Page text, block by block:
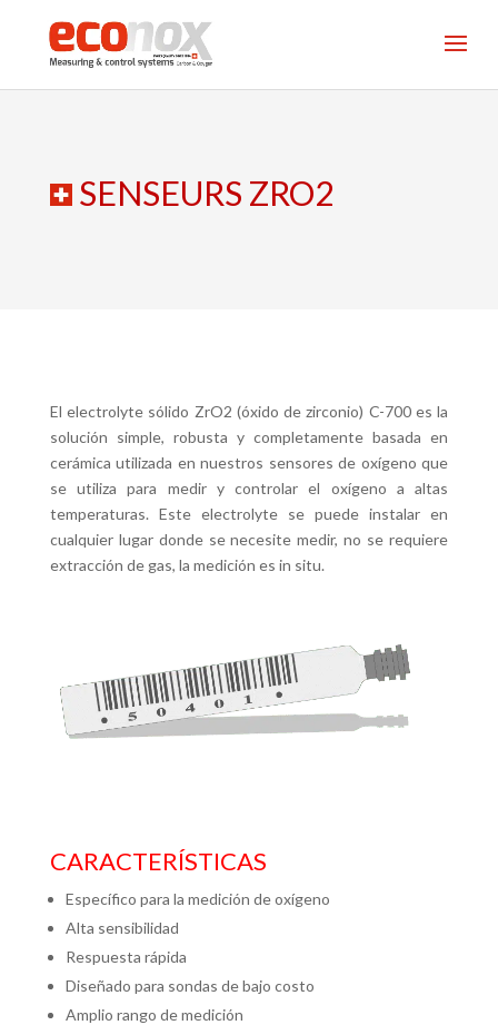
SENSEURS ZRO2
El electrolyte sólido ZrO2 (óxido de zirconio) C-700 es la
solución simple, robusta y completamente basada en
cerámica utilizada en nuestros sensores de oxígeno que
se utiliza para medir y controlar el oxígeno a altas
temperaturas. Este electrolyte se puede instalar en
cualquier lugar donde se necesite medir, no se requiere
extracción de gas, la medición es in situ.
CARACTERÍSTICAS
Específico para la medición de oxígeno
Alta sensibilidad
Respuesta rápida
Diseñado para sondas de bajo costo
Amplio rango de medición